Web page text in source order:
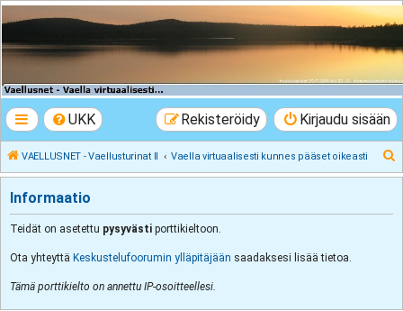
VAELLUSNET -
Vaellusturinat II
UKK Kirjaudu sisään
Rekisteröidy
VAELLUSNET - Vaellusturinat II Vaella virtuaalisesti kunnes pääset oikeasti
t
Informaatio
Teidät on asetettu pysyvästi porttikieltoon.
Ota yhteyttä Keskustelufoorumin ylläpitäjään saadaksesi lisää tietoa.
Tämä porttikielto on annettu IP-osoitteellesi.